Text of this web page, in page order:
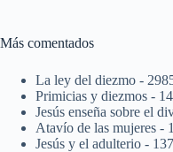
Más comentados
La ley del diezmo -
Primicias y diezmos -
Jesús enseña sobre el
Atavío de las mujeres -
Jesús y el adulterio -